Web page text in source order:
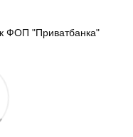
ФОП "Приватбанка"